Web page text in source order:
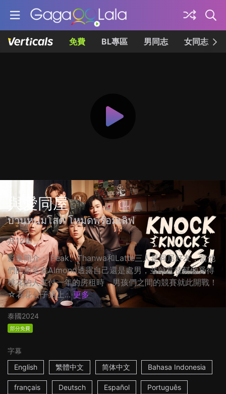
免費 BL專區 男同志 女同志
與愛同屋
บ้านหนุ่มโสด โหมดพร้อมเลิฟ
共12集
影集簡介： Peak、Thanwa和Latte三人是同居好友，當他
們的新室友Almond透露自己還是處男，並願意替幫他覓得
桃花的人支付一年的房租時，男孩們之間的競賽就此開戰！
☆花花公子遇上... 更多
泰國2024
部分免費
字幕
English
繁體中文 简体中文 Bahasa Indonesia
français Deutsch Español Português